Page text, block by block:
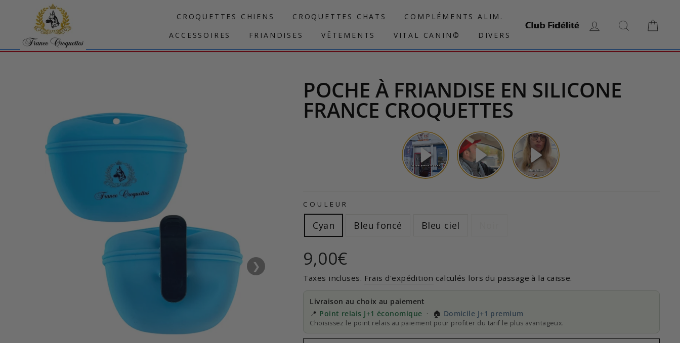
contenu
CROQUETTES CHIENS CROQUETTES CHATS
COMPLÉMENTS ALIM.
ACCESSOIRES
FRIANDISES VÊTEMENTS VITAL CANIN© DIVERS
Club Fidélité SE CONNECTER
❯
POCHE À FRIANDISE EN SILICONE
FRANCE CROQUETTES
COULEUR
Cyan Bleu foncé Bleu ciel
Prix
régulier
9,00€
Taxes incluses. Frais d'expédition calculés lors du passage à la caisse.
Livraison au choix au paiement
📍 Point relais J+1 économique · 🏠 Domicile J+1 premium
Choisissez le point relais au paiement pour profiter du tarif le plus avantageux.